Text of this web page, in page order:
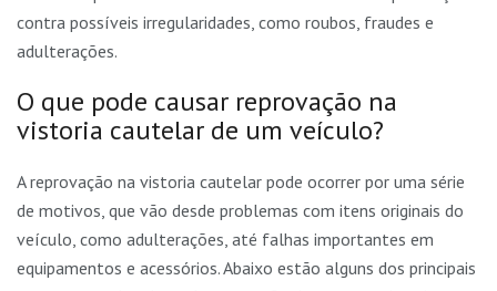
contra possíveis irregularidades, como roubos, fraudes e
adulterações.
O que pode causar reprovação na
vistoria cautelar de um veículo?
A reprovação na vistoria cautelar pode ocorrer por uma série
de motivos, que vão desde problemas com itens originais do
veículo, como adulterações, até falhas importantes em
equipamentos e acessórios. Abaixo estão alguns dos principais